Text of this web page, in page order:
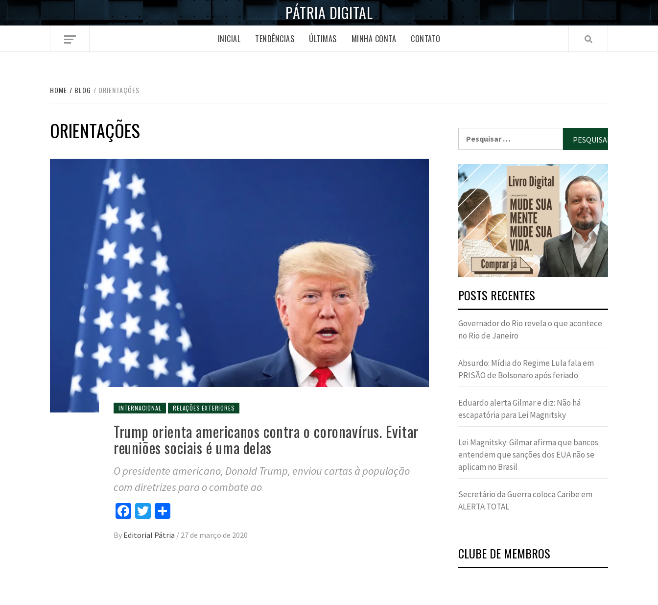
PÁTRIA DIGITAL
INICIAL TENDÊNCIAS ÚLTIMAS MINHA CONTA CONTATO
HOME BLOG ORIENTAÇÕES
ORIENTAÇÕES
INTERNACIONAL RELAÇÕES EXTERIORES
Trump orienta americanos contra o coronavírus. Evitar
reuniões sociais é uma delas
O presidente americano, Donald Trump, enviou cartas à população
com diretrizes para o combate ao
Facebook
Twitter
By Editorial Pátria / 27 de março de 2020
POSTS RECENTES
Governador do Rio revela o que acontece
no Rio de Janeiro
Absurdo: Mídia do Regime Lula fala em
PRISÃO de Bolsonaro após feriado
Eduardo alerta Gilmar e diz: Não há
escapatória para Lei Magnitsky
Lei Magnitsky: Gilmar afirma que bancos
entendem que sanções dos EUA não se
aplicam no Brasil
Secretário da Guerra coloca Caribe em
ALERTA TOTAL
CLUBE DE MEMBROS